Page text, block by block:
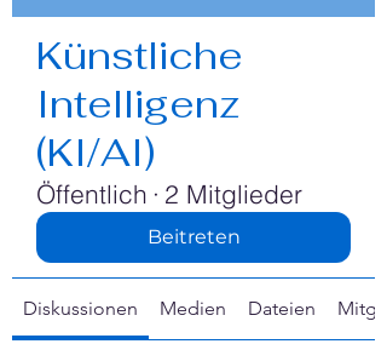
Künstliche
Intelligenz
(KI/AI)
Öffentlich · 2 Mitglieder
Beitreten
Diskussionen Medien Dateien